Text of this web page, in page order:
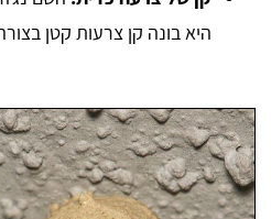
היא בונה קן צרעות קטן